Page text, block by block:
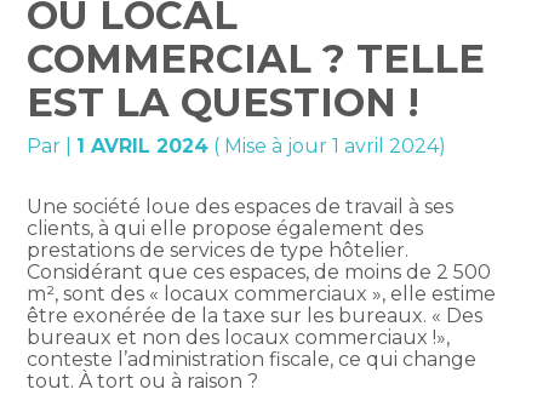
OU LOCAL
COMMERCIAL ? TELLE
EST LA QUESTION !
Par 1 AVRIL 2024 ( Mise à jour 1 avril 2024)
Une société loue des espaces de travail à ses
clients, à qui elle propose également des
prestations de services de type hôtelier.
Considérant que ces espaces, de moins de 2 500
m², sont des « locaux commerciaux », elle estime
être exonérée de la taxe sur les bureaux. « Des
bureaux et non des locaux commerciaux !»,
conteste l’administration fiscale, ce qui change
tout. À tort ou à raison ?